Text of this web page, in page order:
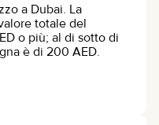
a Dubai. La
totale del
o più; al di sotto di
è di 200 AED.